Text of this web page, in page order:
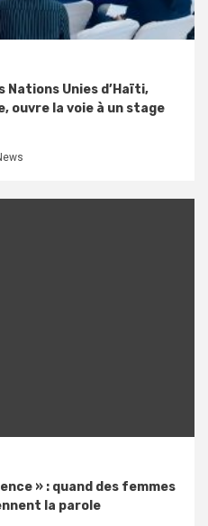
Nations Unies d’Haïti,
ouvre la voie à un stage
» : quand des femmes
la parole